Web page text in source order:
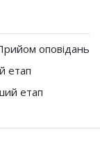
оповідань
етап
етап